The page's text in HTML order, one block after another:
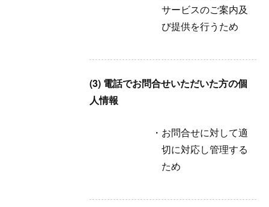
サービスのご案内及
び提供を行うため
(3) 電話でお問合せいただいた方の個
人情報
お問合せに対して適
切に対応し管理する
ため